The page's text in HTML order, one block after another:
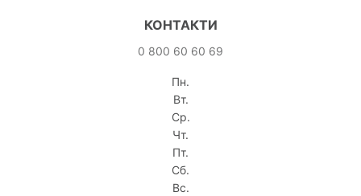
КОНТАКТИ
0 800 60 60 69
Пн.
Вт.
Ср.
Чт.
Пт.
Сб.
Вс.